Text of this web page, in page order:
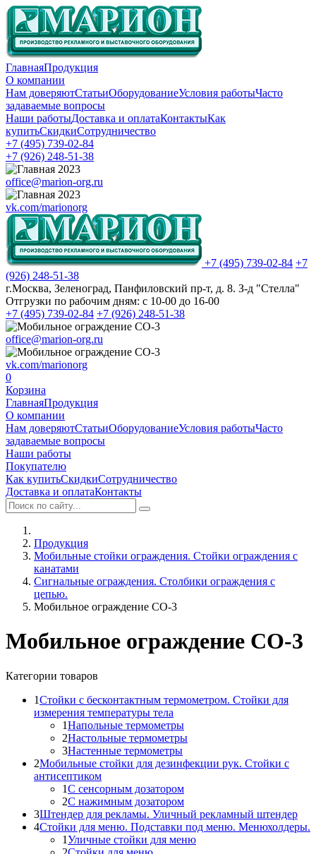
ГлавнаяПродукция
О компании
Нам доверяютСтатьиОборудованиеУсловия работыЧасто
задаваемые вопросы
Наши работыДоставка и оплатаКонтактыКак
купитьСкидкиСотрудничество
+7 (495) 739-02-84
+7 (926) 248-51-38
office@marion-org.ru
vk.com/marionorg
+7 (495) 739-02-84 +7
(926) 248-51-38
г.Москва, Зеленоград, Панфиловский пр-т, д. 8. З-д "Стелла"
Отгрузки по рабочим дням: с 10-00 до 16-00
+7 (495) 739-02-84 +7 (926) 248-51-38
office@marion-org.ru
vk.com/marionorg
0
Корзина
ГлавнаяПродукция
О компании
Нам доверяютСтатьиОборудованиеУсловия работыЧасто
задаваемые вопросы
Наши работы
Покупателю
Как купитьСкидкиСотрудничество
Доставка и оплатаКонтакты
Продукция
Мобильные стойки ограждения. Стойки ограждения с
канатами
Сигнальные ограждения. Столбики ограждения с
цепью.
Мобильное ограждение СО-3
Мобильное ограждение СО-3
Категории товаров
1Стойки с бесконтактным термометром. Стойки для
измерения температуры тела
1Напольные термометры
2Настольные термометры
3Настенные термометры
2Мобильные стойки для дезинфекции рук. Стойки с
антисептиком
1С сенсорным дозатором
2С нажимным дозатором
3Штендер для рекламы. Уличный рекламный штендер
4Стойки для меню. Подставки под меню. Менюхолдеры.
1Уличные стойки для меню